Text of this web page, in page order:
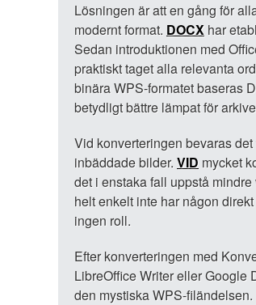
Lösningen är att en gång för
modernt format. DOCX har
Sedan introduktionen med
praktiskt taget alla relevanta
binära WPS-formatet baseras
betydligt bättre lämpat för
Vid konverteringen bevaras
inbäddade bilder. VID mycket
det i enstaka fall uppstå
helt enkelt inte har någon
ingen roll.
Efter konverteringen med
LibreOffice Writer eller Google
den mystiska WPS-filändelsen.